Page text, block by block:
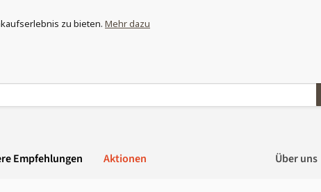
und entdecke das grösste Moskitonetz-Sortiment der
Empfehlungen Aktionen Über uns
zu bieten. Mehr dazu